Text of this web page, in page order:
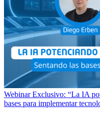
Webinar Exclusivo: “La IA
bases para implementar